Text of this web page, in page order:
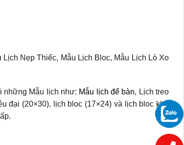
Nẹp Thiếc, Mẫu Lịch Bloc, Mẫu Lịch Lò Xo
những Mẫu lịch như: Mẫu lịch để bàn, Lịch treo
đại (20×30), lịch bloc (17×24) và lịch bloc khổ